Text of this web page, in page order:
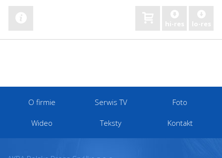
hi-res lo-res
O firmie Serwis TV Foto
Wideo Teksty Kontakt